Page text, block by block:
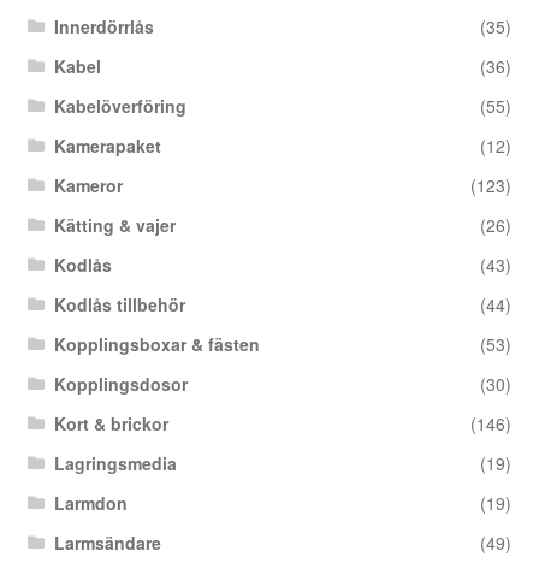
Innerdörrlås
(35)
Kabel
(36)
Kabelöverföring
(55)
Kamerapaket
(12)
Kameror
(123)
Kätting & vajer
(26)
Kodlås
(43)
Kodlås tillbehör
(44)
Kopplingsboxar & fästen
(53)
Kopplingsdosor
(30)
Kort & brickor
(146)
Lagringsmedia
(19)
Larmdon
(19)
Larmsändare
(49)